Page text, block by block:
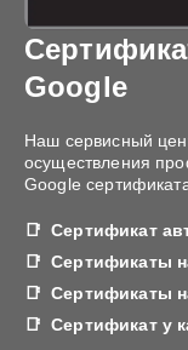
Google
Наш сервисный
осуществления
Google
Сертификат
Сертификаты
Сертификаты
Сертификат у